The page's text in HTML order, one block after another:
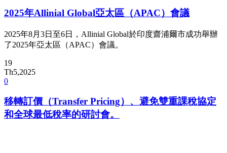
2025年Allinial Global亞太區（APAC）會議
2025年8月3日至6日，Allinial Global於印度齋浦爾市成功舉辦
了2025年亞太區（APAC）會議。
19
Th5,2025
0
移轉訂價（Transfer Pricing）、避免雙重課稅協定
和全球最低稅率的研討會。